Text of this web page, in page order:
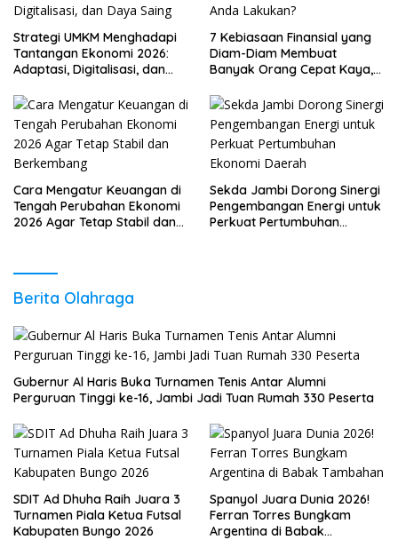
Strategi UMKM Menghadapi
Tantangan Ekonomi 2026:
Adaptasi, Digitalisasi, dan
7 Kebiasaan Finansial yang
Diam-Diam Membuat
Banyak Orang Cepat Kaya,
Cara Mengatur Keuangan di
Tengah Perubahan Ekonomi
2026 Agar Tetap Stabil dan
Sekda Jambi Dorong Sinergi
Pengembangan Energi untuk
Perkuat Pertumbuhan
Berita Olahraga
Gubernur Al Haris Buka Turnamen Tenis Antar Alumni
Perguruan Tinggi ke-16, Jambi Jadi Tuan Rumah 330 Peserta
SDIT Ad Dhuha Raih Juara 3
Turnamen Piala Ketua Futsal
Kabupaten Bungo 2026
Spanyol Juara Dunia 2026!
Ferran Torres Bungkam
Argentina di Babak